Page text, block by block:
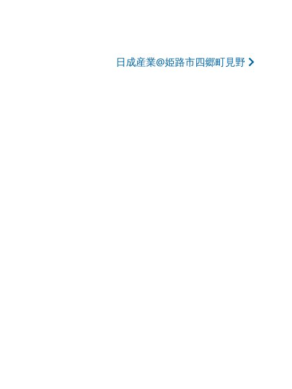
日成産業@姫路市四郷町見野